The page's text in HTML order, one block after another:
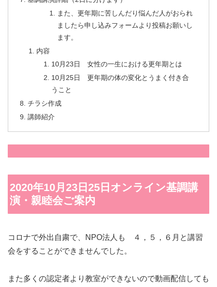
また、更年期に苦しんだり悩んだ人がおられ
ましたら申し込みフォームより投稿お願いし
ます。
内容
10月23日 女性の一生における更年期とは
10月25日 更年期の体の変化とうまく付き合
うこと
チラシ作成
講師紹介
2020年10月23日25日オンライン基調講
演・親睦会ご案内
コロナで外出自粛で、NPO法人も ４，５，６月と講習
会をすることができませんでした。
また多くの認定者より教室ができないので動画配信しても